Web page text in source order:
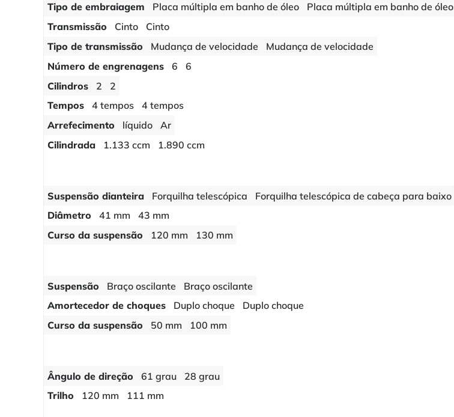
Tipo de embraiagem
Placa múltipla em banho de óleo
Placa múltipla em banho de óleo
Transmissão
Cinto
Cinto
Tipo de transmissão
Mudança de velocidade
Mudança de velocidade
Número de engrenagens
6
6
Cilindros
2
2
Tempos
4 tempos
4 tempos
Arrefecimento
líquido
Ar
Cilindrada
1.133 ccm 1.890 ccm
Suspensão dianteira
Forquilha telescópica
Forquilha telescópica de cabeça para baixo
Diâmetro
41 mm
43 mm
Curso da suspensão
120 mm 130 mm
Suspensão
Braço oscilante
Braço oscilante
Amortecedor de choques
Duplo choque
Duplo choque
Curso da suspensão
50 mm 100 mm
Ângulo de direção
61 grau
28 grau
Trilho
120 mm 111 mm